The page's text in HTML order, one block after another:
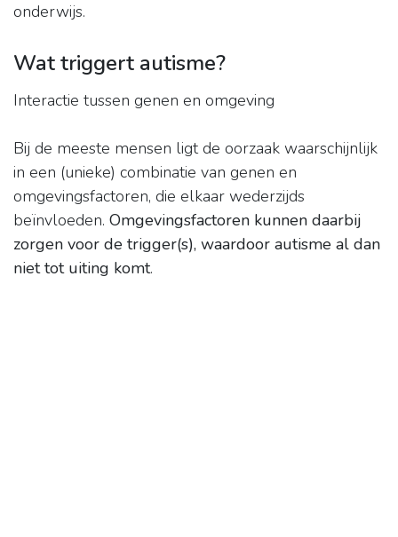
onderwijs.
Wat triggert autisme?
Interactie tussen genen en omgeving
Bij de meeste mensen ligt de oorzaak waarschijnlijk
in een (unieke) combinatie van genen en
omgevingsfactoren, die elkaar wederzijds
beïnvloeden. Omgevingsfactoren kunnen daarbij
zorgen voor de trigger(s), waardoor autisme al dan
niet tot uiting komt.